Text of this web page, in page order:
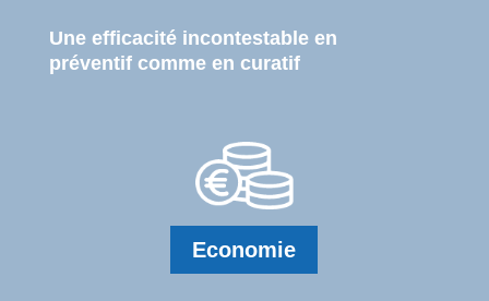
Une efficacité incontestable en
préventif comme en curatif
Economie